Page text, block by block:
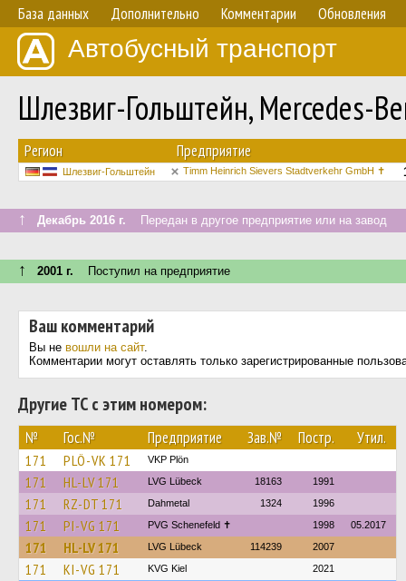
База данных Дополнительно Комментарии Обновления
Автобусный транспорт
Шлезвиг-Гольштейн, Mercedes-
Регион Предприятие
Шлезвиг-Гольштейн Timm Heinrich Sievers Stadtverkehr GmbH ✝
↑ Декабрь 2016 г. Передан в другое предприятие или на завод
↑ 2001 г. Поступил на предприятие
Ваш комментарий
Вы не вошли на сайт.
Комментарии могут оставлять только зарегистрированные
Другие ТС с этим номером:
№ Гос.№ Предприятие Зав.№ Постр. Утил.
171 PLÖ-VK 171 VKP Plön
171 HL-LV 171 LVG Lübeck 18163 1991
171 RZ-DT 171 Dahmetal 1324 1996
171 PI-VG 171 PVG Schenefeld ✝ 1998 05.2017
171 HL-LV 171 LVG Lübeck 114239 2007
171 KI-VG 171 KVG Kiel 2021